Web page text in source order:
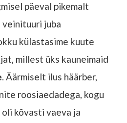
päeval pikemalt
veinituuri juba
külastasime kuute
millest üks kauneimaid
. Äärmiselt ilus häärber,
roosiaedadega, kogu
kõvasti vaeva ja